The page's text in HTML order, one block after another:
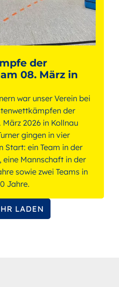
der
08. März in
war unser Verein bei
der
2026 in Kollnau
gingen in vier
Start: ein Team in der
Mannschaft in der
sowie zwei Teams in
Jahre.
LADEN